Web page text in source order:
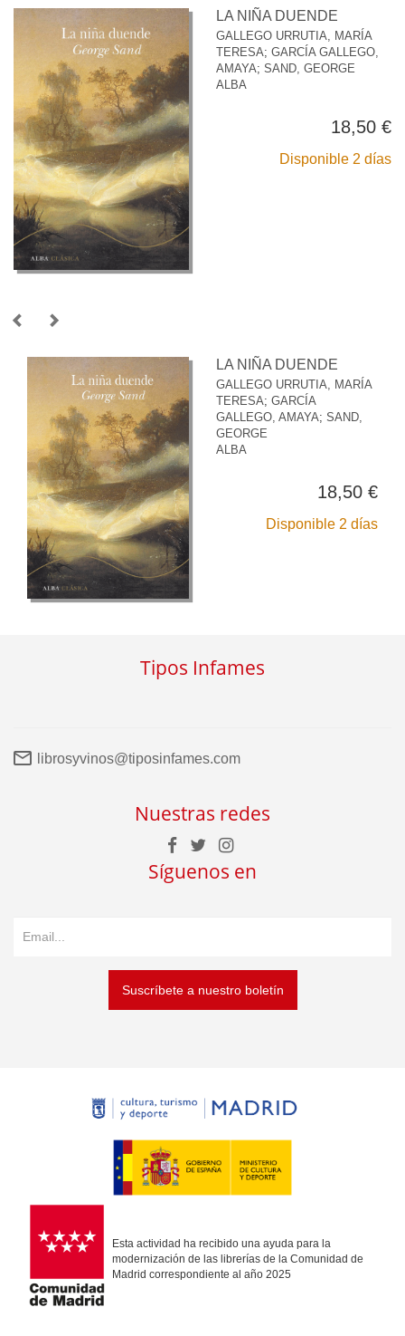
LA NIÑA DUENDE
GALLEGO URRUTIA, MARÍA
TERESA; GARCÍA GALLEGO,
AMAYA; SAND, GEORGE
ALBA
18,50 €
Disponible 2 días
LA NIÑA DUENDE
GALLEGO URRUTIA, MARÍA
TERESA; GARCÍA
GALLEGO, AMAYA; SAND,
GEORGE
ALBA
18,50 €
Disponible 2 días
Tipos Infames
librosyvinos@tiposinfames.com
Nuestras redes
Síguenos en
Suscríbete a nuestro boletín
Esta actividad ha recibido una ayuda para la
modernización de las librerías de la Comunidad de
Madrid correspondiente al año 2025